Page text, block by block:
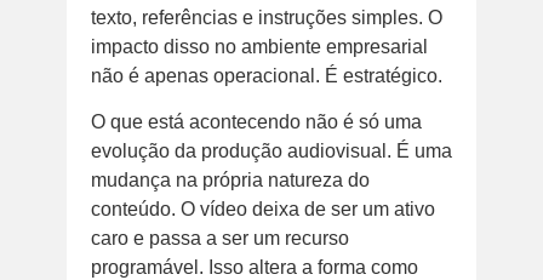
texto, referências e instruções simples. O
impacto disso no ambiente empresarial
não é apenas operacional. É estratégico.
O que está acontecendo não é só uma
evolução da produção audiovisual. É uma
mudança na própria natureza do
conteúdo. O vídeo deixa de ser um ativo
caro e passa a ser um recurso
programável. Isso altera a forma como